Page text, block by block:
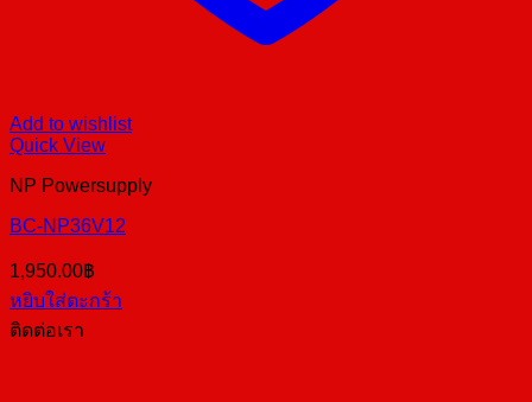
Add to wishlist
Quick View
NP Powersupply
BC-NP36V12
1,950.00฿
หยิบใส่ตะกร้า
ติดต่อเรา